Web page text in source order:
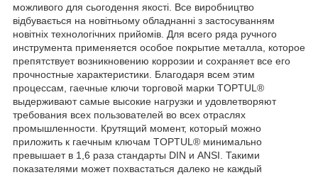
можливого для сьогодення якості. Все виробництво
відбувається на новітньому обладнанні з застосуванням
новітніх технологічних прийомів. Для всего ряда ручного
инструмента применяется особое покрытие металла, которое
препятствует возникновению коррозии и сохраняет все его
прочностные характеристики. Благодаря всем этим
процессам, гаечные ключи торговой марки TOPTUL®
выдерживают самые высокие нагрузки и удовлетворяют
требования всех пользователей во всех отраслях
промышленности. Крутящий момент, который можно
приложить к гаечным ключам TOPTUL® минимально
превышает в 1,6 раза стандарты DIN и ANSI. Такими
показателями может похвастаться далеко не каждый